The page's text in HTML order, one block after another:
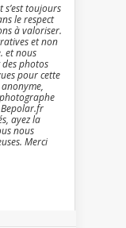
s’est toujours
le respect
à valoriser.
et non
et nous
des photos
pour cette
Bepolar.fr
ayez la
nous
Merci